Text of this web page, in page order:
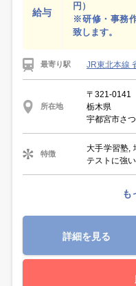
給与
円）
※研修・事務
致します。
最寄り駅 JR東北本線
所在地
〒321-0141
栃木県
宇都宮市さ
特徴
大手学習塾,
テストに強
も
詳細を見る